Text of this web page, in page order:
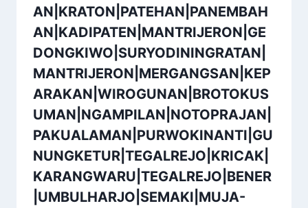
AN|KRATON|PATEHAN|PANEMBAH
AN|KADIPATEN|MANTRIJERON|GE
DONGKIWO|SURYODININGRATAN|
MANTRIJERON|MERGANGSAN|KEP
ARAKAN|WIROGUNAN|BROTOKUS
UMAN|NGAMPILAN|NOTOPRAJAN|
PAKUALAMAN|PURWOKINANTI|GU
NUNGKETUR|TEGALREJO|KRICAK|
KARANGWARU|TEGALREJO|BENER
|UMBULHARJO|SEMAKI|MUJA-